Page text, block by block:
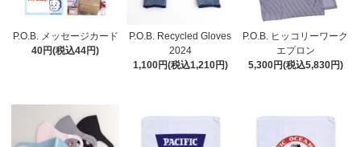
P.O.B. メッセージカード
40円(税込44円)
P.O.B. Recycled Gloves
2024
1,100円(税込1,210円)
P.O.B. ヒッコリーワーク
エプロン
5,300円(税込5,830円)